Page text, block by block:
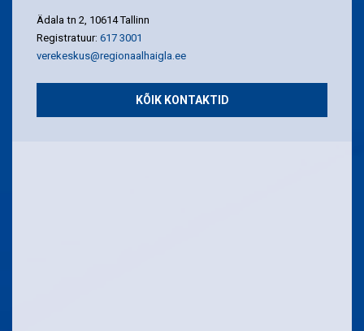
Ädala tn 2, 10614 Tallinn
Registratuur: 617 3001
verekeskus@regionaalhaigla.ee
KÕIK KONTAKTID